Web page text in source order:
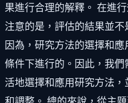
果進行合理的解釋。 在進
注意的是，評估的結果並
因為，研究方法的選擇和
條件下進行的。因此，我
活地選擇和應用研究方法